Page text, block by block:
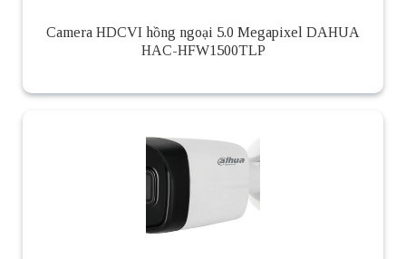
Camera HDCVI hồng ngoại 5.0 Megapixel DAHUA
HAC-HFW1500TLP